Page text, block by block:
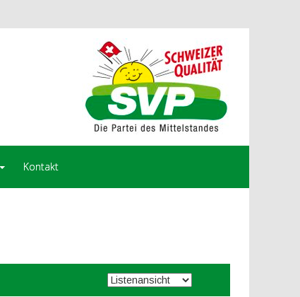
Kontakt